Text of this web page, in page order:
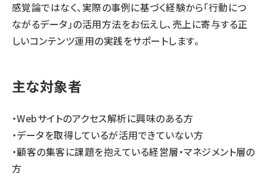
感覚論ではなく、実際の事例に基づく経験から「行動につ
ながるデータ」の活用方法をお伝えし、売上に寄与する正
しいコンテンツ運用の実践をサポートします。
主な対象者
・Webサイトのアクセス解析に興味のある方
・データを取得しているが活用できていない方
・顧客の集客に課題を抱えている経営層・マネジメント層の
方